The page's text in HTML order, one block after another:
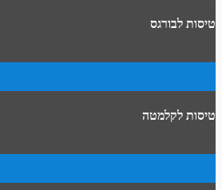
טיסות לבורגס
טיסות לקלמטה